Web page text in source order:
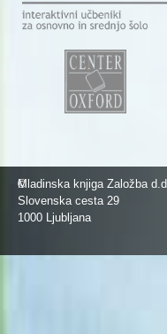
©
Mladinska knjiga Založba d.d.
Slovenska cesta 29
1000 Ljubljana